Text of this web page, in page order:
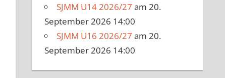
SJMM U14 2026/27 am 20.
September 2026 14:00
SJMM U16 2026/27 am 20.
September 2026 14:00